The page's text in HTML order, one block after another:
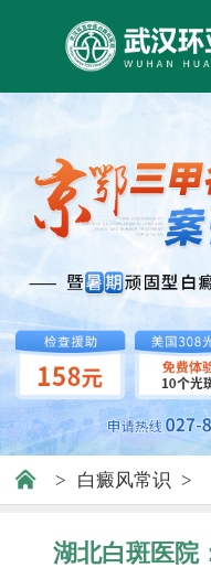
> 白癜风常识 >
湖北白斑医院